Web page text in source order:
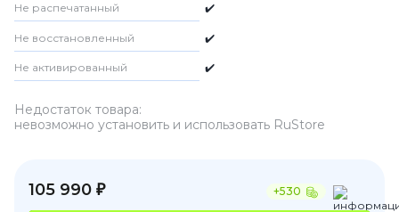
Не распечатанный ✔️
Не восстановленный ✔️
Не активированный ✔️
Недостаток товара:
невозможно установить и использовать RuStore
105 990 ₽ +530